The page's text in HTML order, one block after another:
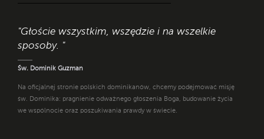
"Głoście wszystkim, wszędzie i na wszelkie
sposoby. "
Św. Dominik Guzman
Na oficjalnej stronie polskich dominikanów, chcemy podejmować misję
św. Dominika: pragnienie odważnego głoszenia Boga, budowanie życia
we wspólnocie oraz poszukiwania prawdy w świecie.